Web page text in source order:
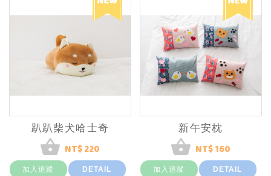
趴趴柴犬哈士奇
NT$ 220
加入追蹤 DETAIL
新午安枕
NT$ 160
加入追蹤 DETAIL